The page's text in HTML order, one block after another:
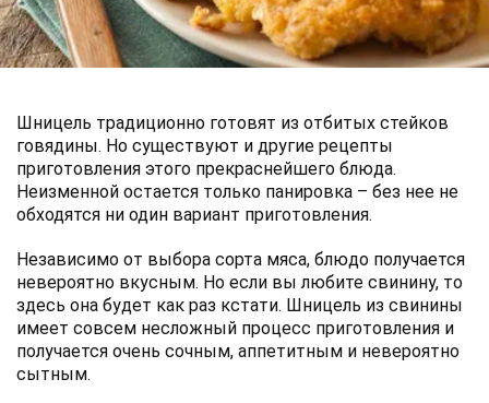
Шницель традиционно готовят из отбитых стейков
говядины. Но существуют и другие рецепты
приготовления этого прекраснейшего блюда.
Неизменной остается только панировка – без нее не
обходятся ни один вариант приготовления.
Независимо от выбора сорта мяса, блюдо получается
невероятно вкусным. Но если вы любите свинину, то
здесь она будет как раз кстати. Шницель из свинины
имеет совсем несложный процесс приготовления и
получается очень сочным, аппетитным и невероятно
сытным.